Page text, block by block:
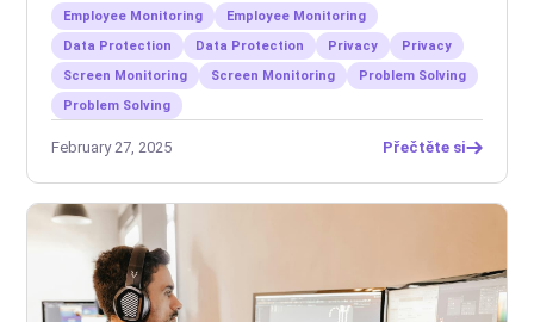
Employee Monitoring
Employee Monitoring
Data Protection
Data Protection Privacy
Privacy
Screen Monitoring
Screen Monitoring
Problem Solving
Problem Solving
February 27, 2025 Přečtěte si